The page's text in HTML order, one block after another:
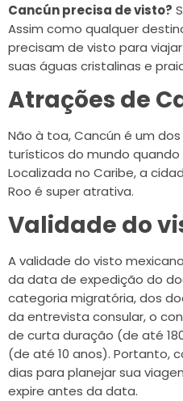
Cancún precisa de visto?
Assim como qualquer
precisam de visto para
suas águas cristalinas e
Atrações de
Não à toa, Cancún é um
turísticos do mundo
Localizada no Caribe, a
Roo é super atrativa.
Validade do
A validade do visto
da data de expedição do
categoria migratória, dos
da entrevista consular, o
de curta duração (de até
(de até 10 anos). Portanto,
dias para planejar sua
expire antes da data.